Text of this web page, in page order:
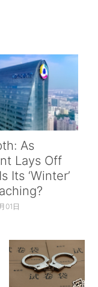
As
Lays Off
Its ‘Winter’
01日